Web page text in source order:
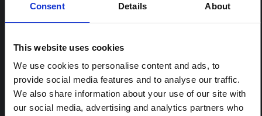
Consent Details About
This website uses cookies
We use cookies to personalise content and ads, to
provide social media features and to analyse our traffic.
We also share information about your use of our site with
our social media, advertising and analytics partners who
Note contextuelle : Pratiques
funéraires en Ituri
pour l'Ituri ", un réseau informel principalement animé
par des chercheurs en sciences sociales qui fournissent
l'épidémie d'Ebola à Bundibugyo dans l'Ituri, à l'est de
la RDC. Cette note développe les…
HAL Sciences ouvertes
2026